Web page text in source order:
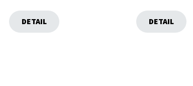
DETAIL DETAIL